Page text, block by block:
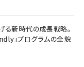
る新時代の成長戦略。
」プログラムの全貌